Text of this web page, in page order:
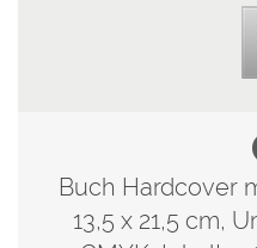
Buch Hardcover
13,5 x 21,5 cm,